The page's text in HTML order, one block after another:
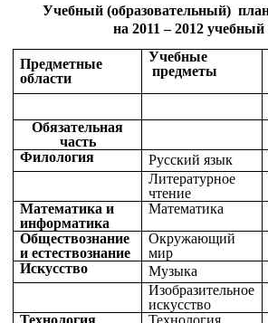
Учебный (образовательный)
на 2011 – 2012 учебный
Предметные
области
Учебные
предметы
Обязательная
часть
Филология
Русский язык
Литературное
чтение
Математика и
информатика
Математика
Обществознание
и естествознание
Окружающий
мир
Искусство
Музыка
Изобразительное
искусство